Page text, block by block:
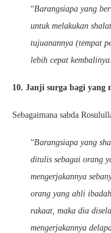
“Barangsiapa yang
untuk melakukan
tujuanannya (tempat
lebih cepat
10. Janji surga bagi yang
Sebagaimana sabda
“Barangsiapa yang
ditulis sebagai orang
mengerjakannya
orang yang ahli
rakaat, maka dia
mengerjakannya